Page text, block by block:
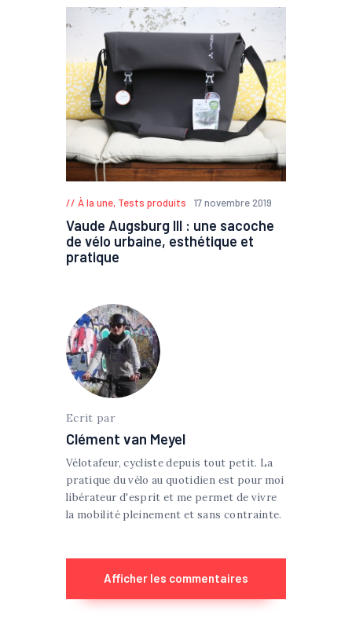
À la une, Tests produits 17 novembre 2019
Vaude Augsburg III : une sacoche
de vélo urbaine, esthétique et
pratique
Ecrit par
Clément van Meyel
Vélotafeur, cycliste depuis tout petit. La
pratique du vélo au quotidien est pour moi
libérateur d'esprit et me permet de vivre
la mobilité pleinement et sans contrainte.
Afficher les commentaires